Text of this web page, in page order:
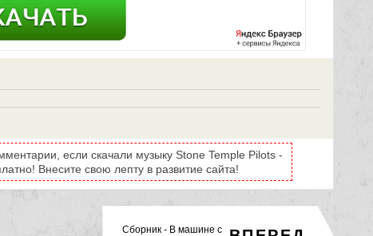
если скачали музыку Stone Temple Pilots -
Внесите свою лепту в развитие сайта!
Сборник - В машине с